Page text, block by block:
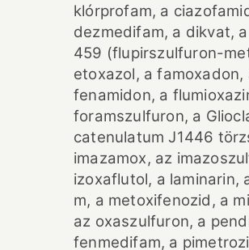
klórprofam, a
dezmedifam, a dikvat, a
459 (flupirszulfuron-
etoxazol, a famoxadon,
fenamidon, a
foramszulfuron, a
catenulatum J1446
imazamox, az
izoxaflutol, a laminarin,
m, a metoxifenozid, a
az oxaszulfuron, a
fenmedifam, a